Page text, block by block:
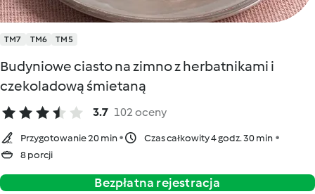
TM7 TM6 TM5
Budyniowe ciasto na zimno z herbatnikami i
czekoladową śmietaną
3.7 102 oceny
Przygotowanie 20 min
Czas całkowity 4 godz. 30 min
8 porcji
Bezpłatna rejestracja